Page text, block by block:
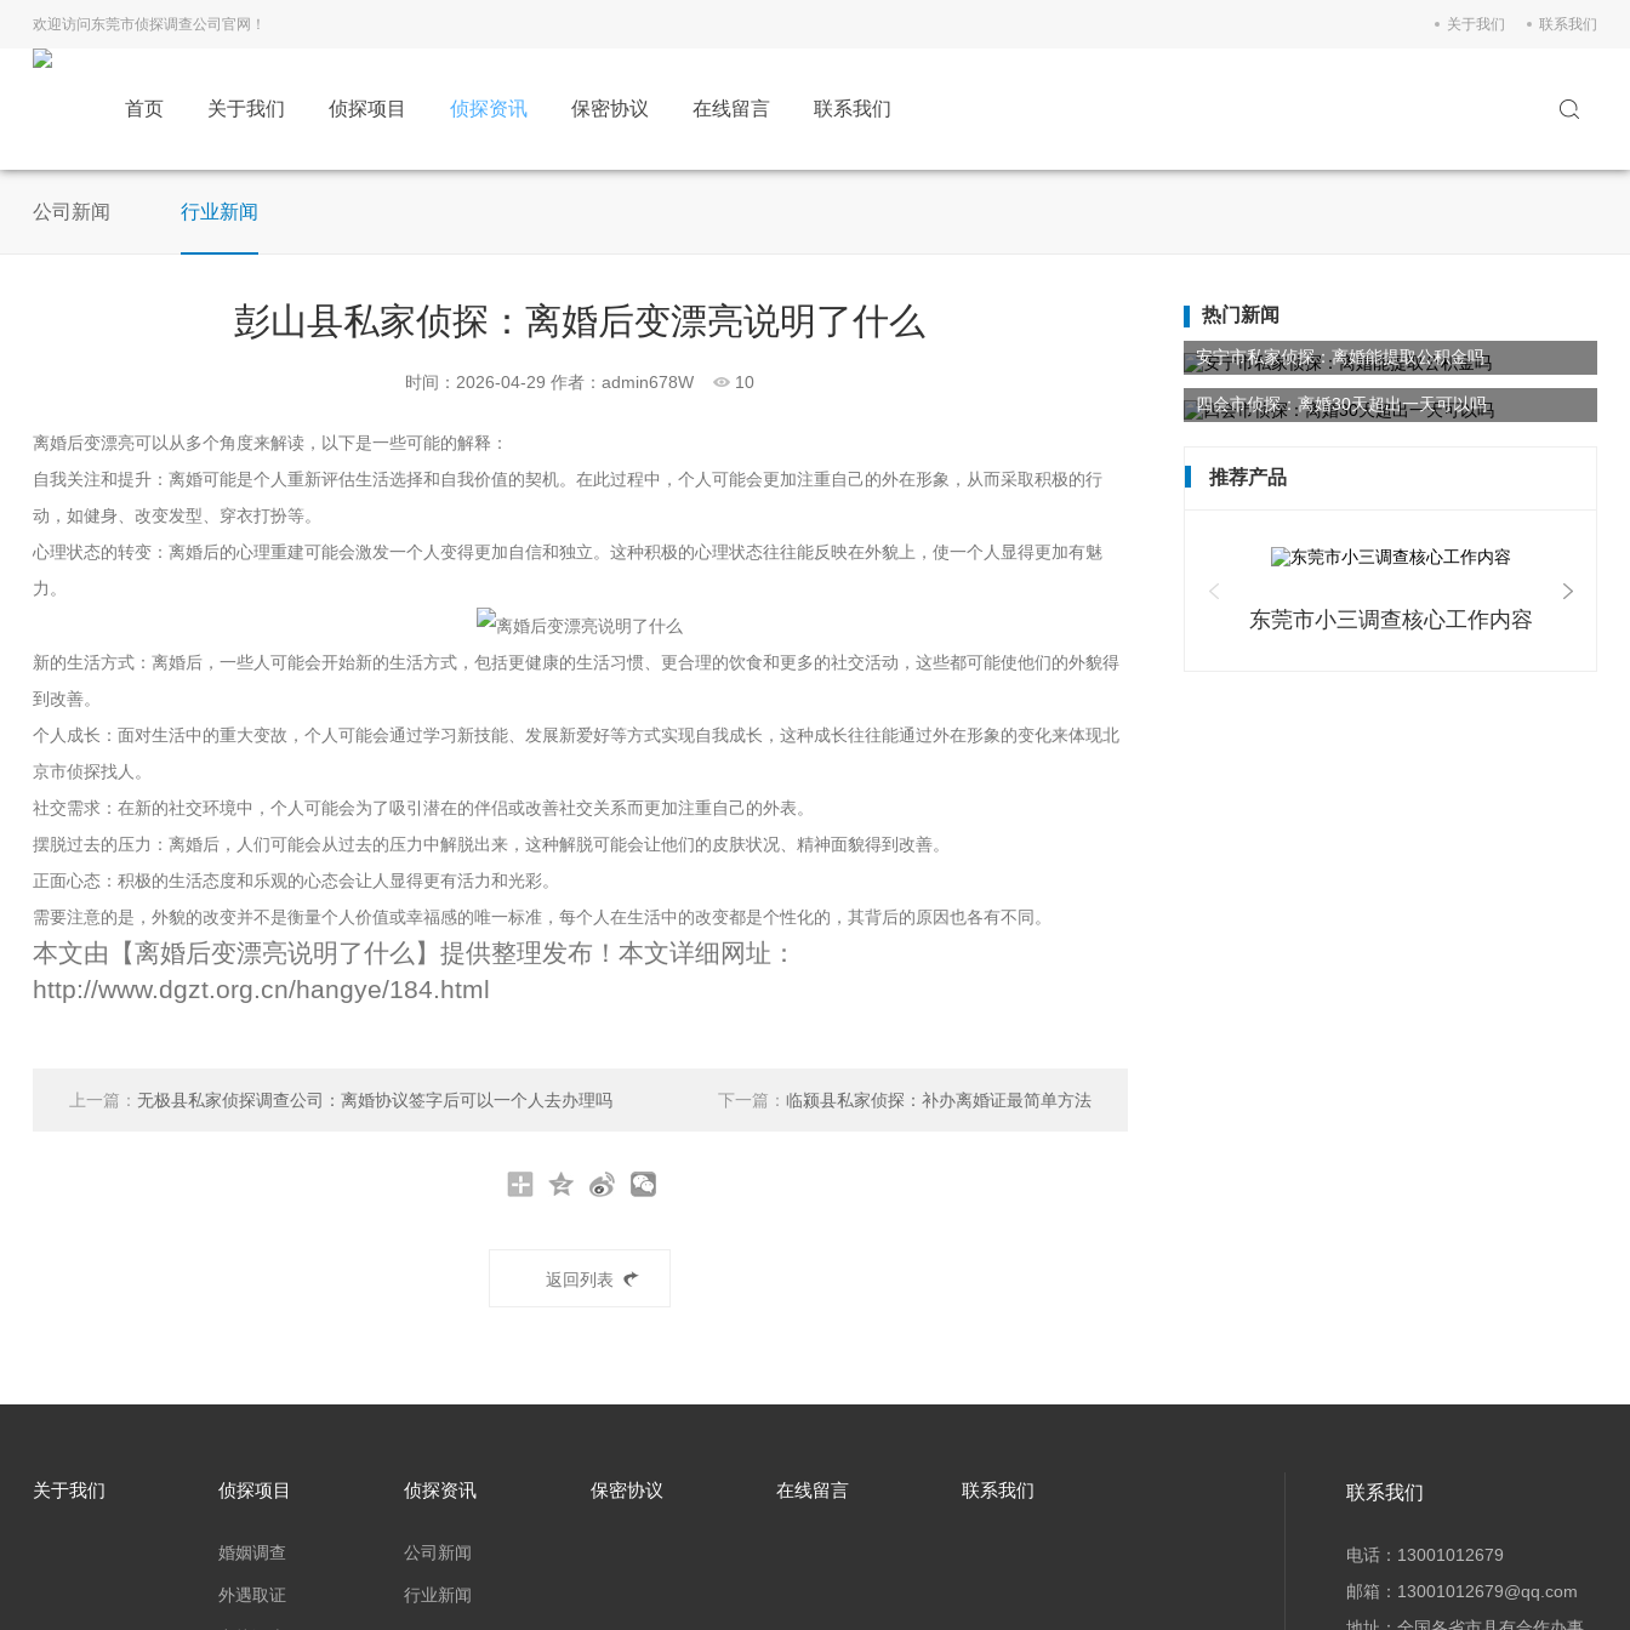
欢迎访问东莞市侦探调查公司官网！ 关于我们 联系我们
首页 关于我们 侦探项目 侦探资讯 保密协议 在线留言 联系我们
公司新闻 行业新闻
彭山县私家侦探：离婚后变漂亮说明了什么
时间：2026-04-29作者：admin678W 10
离婚后变漂亮可以从多个角度来解读，以下是一些可能的解释：
自我关注和提升：离婚可能是个人重新评估生活选择和自我价值的契机。在此过程中，个人可能会更加注重自己的外在形象，从而采取积极的行
动，如健身、改变发型、穿衣打扮等。
心理状态的转变：离婚后的心理重建可能会激发一个人变得更加自信和独立。这种积极的心理状态往往能反映在外貌上，使一个人显得更加有魅
力。
新的生活方式：离婚后，一些人可能会开始新的生活方式，包括更健康的生活习惯、更合理的饮食和更多的社交活动，这些都可能使他们的外貌得
到改善。
个人成长：面对生活中的重大变故，个人可能会通过学习新技能、发展新爱好等方式实现自我成长，这种成长往往能通过外在形象的变化来体现北
京市侦探找人。
社交需求：在新的社交环境中，个人可能会为了吸引潜在的伴侣或改善社交关系而更加注重自己的外表。
摆脱过去的压力：离婚后，人们可能会从过去的压力中解脱出来，这种解脱可能会让他们的皮肤状况、精神面貌得到改善。
正面心态：积极的生活态度和乐观的心态会让人显得更有活力和光彩。
需要注意的是，外貌的改变并不是衡量个人价值或幸福感的唯一标准，每个人在生活中的改变都是个性化的，其背后的原因也各有不同。
本文由【离婚后变漂亮说明了什么 】提供整理发布！本文详细网址：
http://www.dgzt.org.cn/hangye/184.html
上一篇： 无极县私家侦探调查公司：离婚协议签字后可以一个人去办理吗 下一篇：临颍县私家侦探：补办离婚证最简单方法
返回列表
热门新闻
安宁市私家侦探：离婚能提取公积金吗
四会市侦探：离婚30天超出一天可以吗
推荐产品
东莞市小三调查核心工作内容
关于我们 侦探项目
婚姻调查
外遇取证
侦探资讯
公司新闻
行业新闻
保密协议 在线留言 联系我们 联系我们
电话：13001012679
邮箱：13001012679@qq.com